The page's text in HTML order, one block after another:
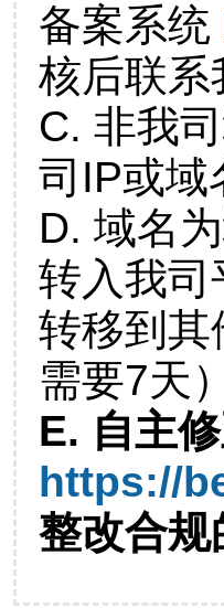
备案系统
核后联系
C. 非我
司IP或域
D. 域名
转入我司
转移到其
需要7天
E. 自主
https://
整改合规